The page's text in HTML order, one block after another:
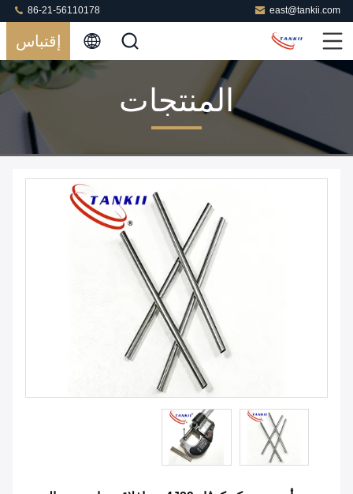
east@tankii.com
86-21-56110178
إقتباس
المنتجات